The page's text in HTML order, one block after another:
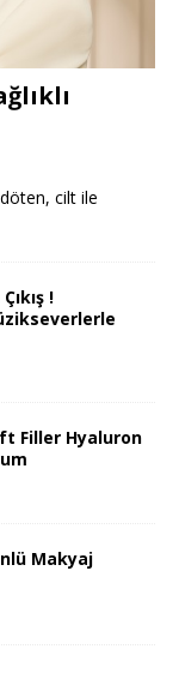
cilt ile
!
Filler Hyaluron
Makyaj